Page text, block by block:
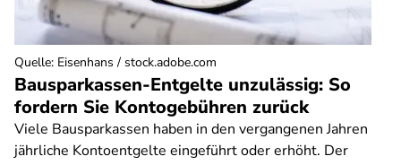
Bausparkassen-Entgelte unzulässig: So
fordern Sie Kontogebühren zurück
Viele Bausparkassen haben in den vergangenen Jahren
jährliche Kontoentgelte eingeführt oder erhöht. Der
Quelle: Eisenhans / stock.adobe.com